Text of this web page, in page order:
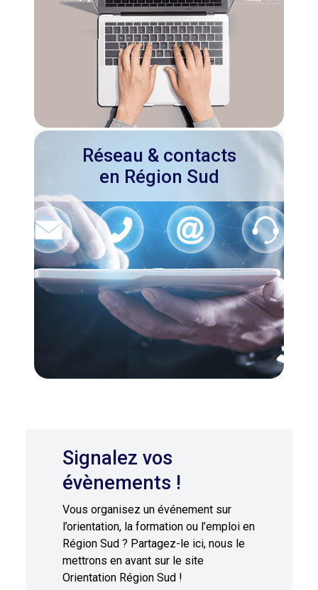
Réseau & contacts
en Région Sud
Signalez vos
évènements !
Vous organisez un événement sur
l’orientation, la formation ou l’emploi en
Région Sud ? Partagez-le ici, nous le
mettrons en avant sur le site
Orientation Région Sud !